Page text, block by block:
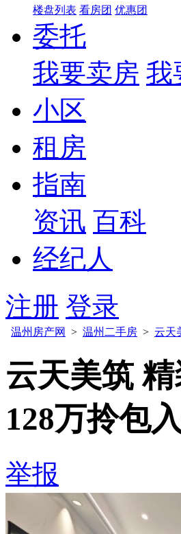
楼盘列表 看房团 优惠团
委托
我要卖房 我
小区
租房
指南
资讯 百科
经纪人
注册 登录
温州房产网 > 温州二手房 > 云天
云天美筑
128万拎包
举报